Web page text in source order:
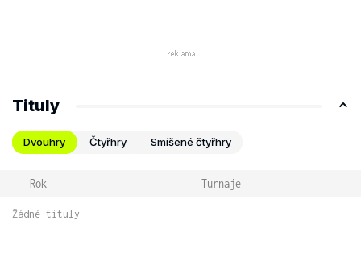
Tituly
Dvouhry Čtyřhry Smíšené čtyřhry
Rok Turnaje
Žádné tituly